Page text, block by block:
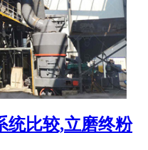
统比较,立磨终粉